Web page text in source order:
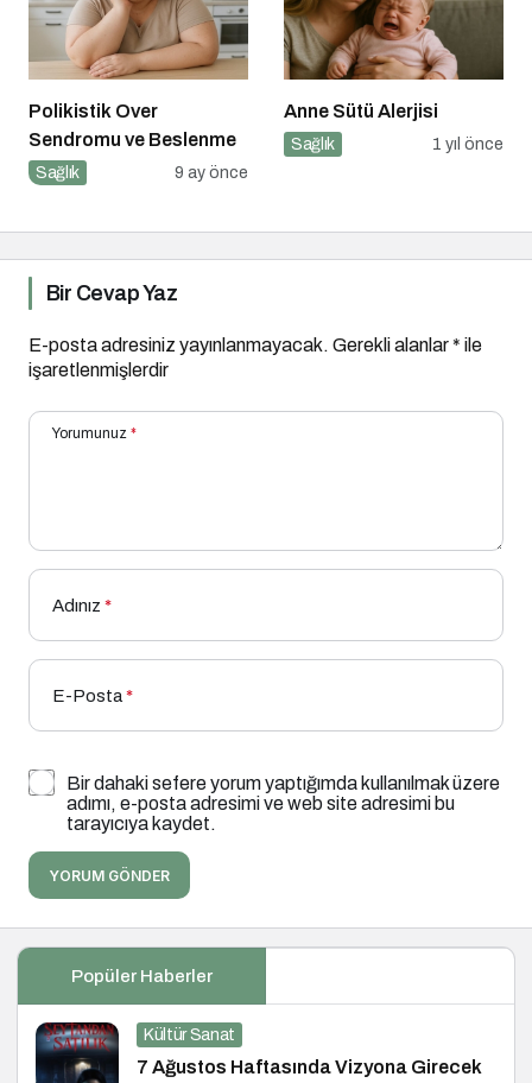
Polikistik Over
Sendromu ve Beslenme
Sağlık 9 ay önce
Anne Sütü Alerjisi
Sağlık 1 yıl önce
Bir Cevap Yaz
E-posta adresiniz yayınlanmayacak. Gerekli alanlar* ile
işaretlenmişlerdir
Yorumunuz *
Adınız *
E-Posta*
Bir dahaki sefere yorum yaptığımda kullanılmak üzere
adımı, e-posta adresimi ve web site adresimi bu
tarayıcıya kaydet.
YORUM GÖNDER
Popüler Haberler
Kültür Sanat
7 Ağustos Haftasında Vizyona Girecek